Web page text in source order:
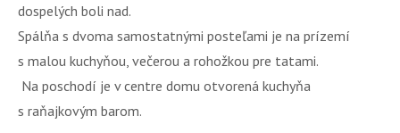
dospelých boli nad.
Spálňa s dvoma samostatnými posteľami je na prízemí
s malou kuchyňou, večerou a rohožkou pre tatami.
Na poschodí je v centre domu otvorená kuchyňa
s raňajkovým barom.